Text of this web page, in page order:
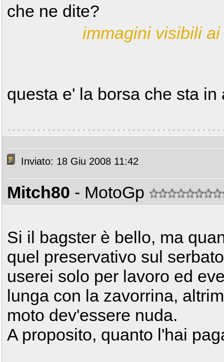
che ne dite?
immagini visibili
questa e' la borsa che sta
Inviato: 18 Giu 2008 11:42
Mitch80 - MotoGp
Si il bagster è bello, ma
quel preservativo sul
userei solo per lavoro ed
lunga con la zavorrina,
moto dev'essere nuda.
A proposito, quanto l'hai